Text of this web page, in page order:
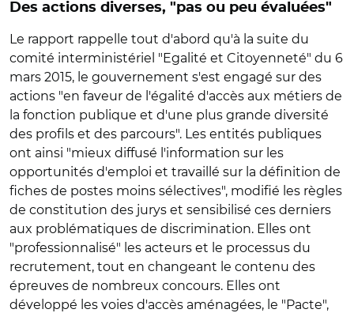
Des actions diverses, "pas ou peu évaluées"
Le rapport rappelle tout d'abord qu'à la suite du
comité interministériel "Egalité et Citoyenneté" du 6
mars 2015, le gouvernement s'est engagé sur des
actions "en faveur de l'égalité d'accès aux métiers de
la fonction publique et d'une plus grande diversité
des profils et des parcours". Les entités publiques
ont ainsi "mieux diffusé l'information sur les
opportunités d'emploi et travaillé sur la définition de
fiches de postes moins sélectives", modifié les règles
de constitution des jurys et sensibilisé ces derniers
aux problématiques de discrimination. Elles ont
"professionnalisé" les acteurs et le processus du
recrutement, tout en changeant le contenu des
épreuves de nombreux concours. Elles ont
développé les voies d'accès aménagées, le "Pacte",